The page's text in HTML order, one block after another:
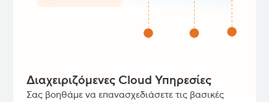
Διαχειριζόμενες Cloud Υπηρεσίες
Σας βοηθάμε να επανασχεδιάσετε τις βασικές